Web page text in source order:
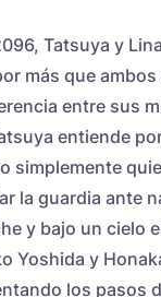
Tatsuya y
más que
entre sus
entiende
simplemente
la guardia ante
y bajo un cielo
Yoshida y
los pasos